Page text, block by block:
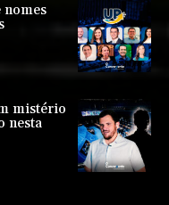
nomes
mistério
nesta